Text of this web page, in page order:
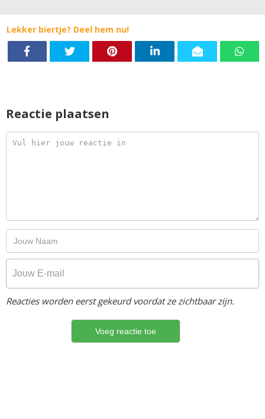
Lekker biertje? Deel hem nu!
Reactie plaatsen
Reacties worden eerst gekeurd voordat ze zichtbaar zijn.